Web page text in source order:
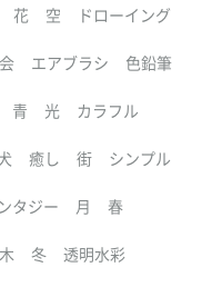
花 空 ドローイング
エアブラシ 色鉛筆
青 光 カラフル
癒し 街 シンプル
タジー 月 春
木 冬 透明水彩